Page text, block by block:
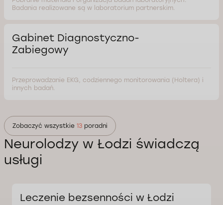
Badania realizowane są w laboratorium partnerskim.
Gabinet Diagnostyczno-
Zabiegowy
Przeprowadzanie EKG, codziennego monitorowania (Holtera) i
innych badań.
Zobaczyć wszystkie 13 poradni
Neurolodzy w Łodzi świadczą
usługi
Leczenie bezsenności w Łodzi